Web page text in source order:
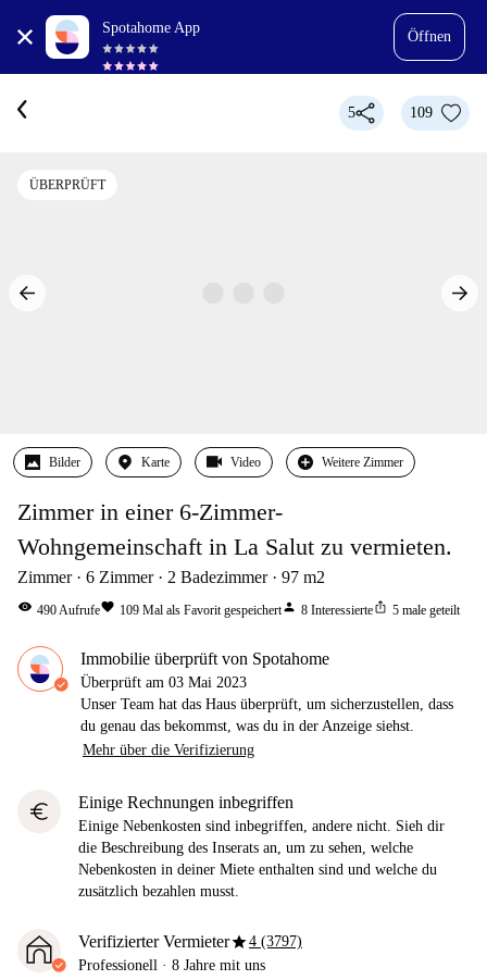
Spotahome App
Öffnen
5 109
ÜBERPRÜFT
Bilder Karte Video Weitere Zimmer
Zimmer in einer 6-Zimmer-
Wohngemeinschaft in La Salut zu vermieten.
Zimmer 6 Zimmer 2 Badezimmer 97 m2
visibility 490Aufrufefavorite 109 Mal als Favorit gespeichertperson 8 Interessierteios_share 5 male geteilt
Immobilie überprüft von Spotahome
Überprüft am 03 Mai 2023
Unser Team hat das Haus überprüft, um sicherzustellen, dass
du genau das bekommst, was du in der Anzeige siehst.
Mehr über die Verifizierung
euro Einige Rechnungen inbegriffen
Einige Nebenkosten sind inbegriffen, andere nicht. Sieh dir
die Beschreibung des Inserats an, um zu sehen, welche
Nebenkosten in deiner Miete enthalten sind und welche du
zusätzlich bezahlen musst.
Verifizierter Vermieterstar4 (3797)
Professionell · 8 Jahre mit uns